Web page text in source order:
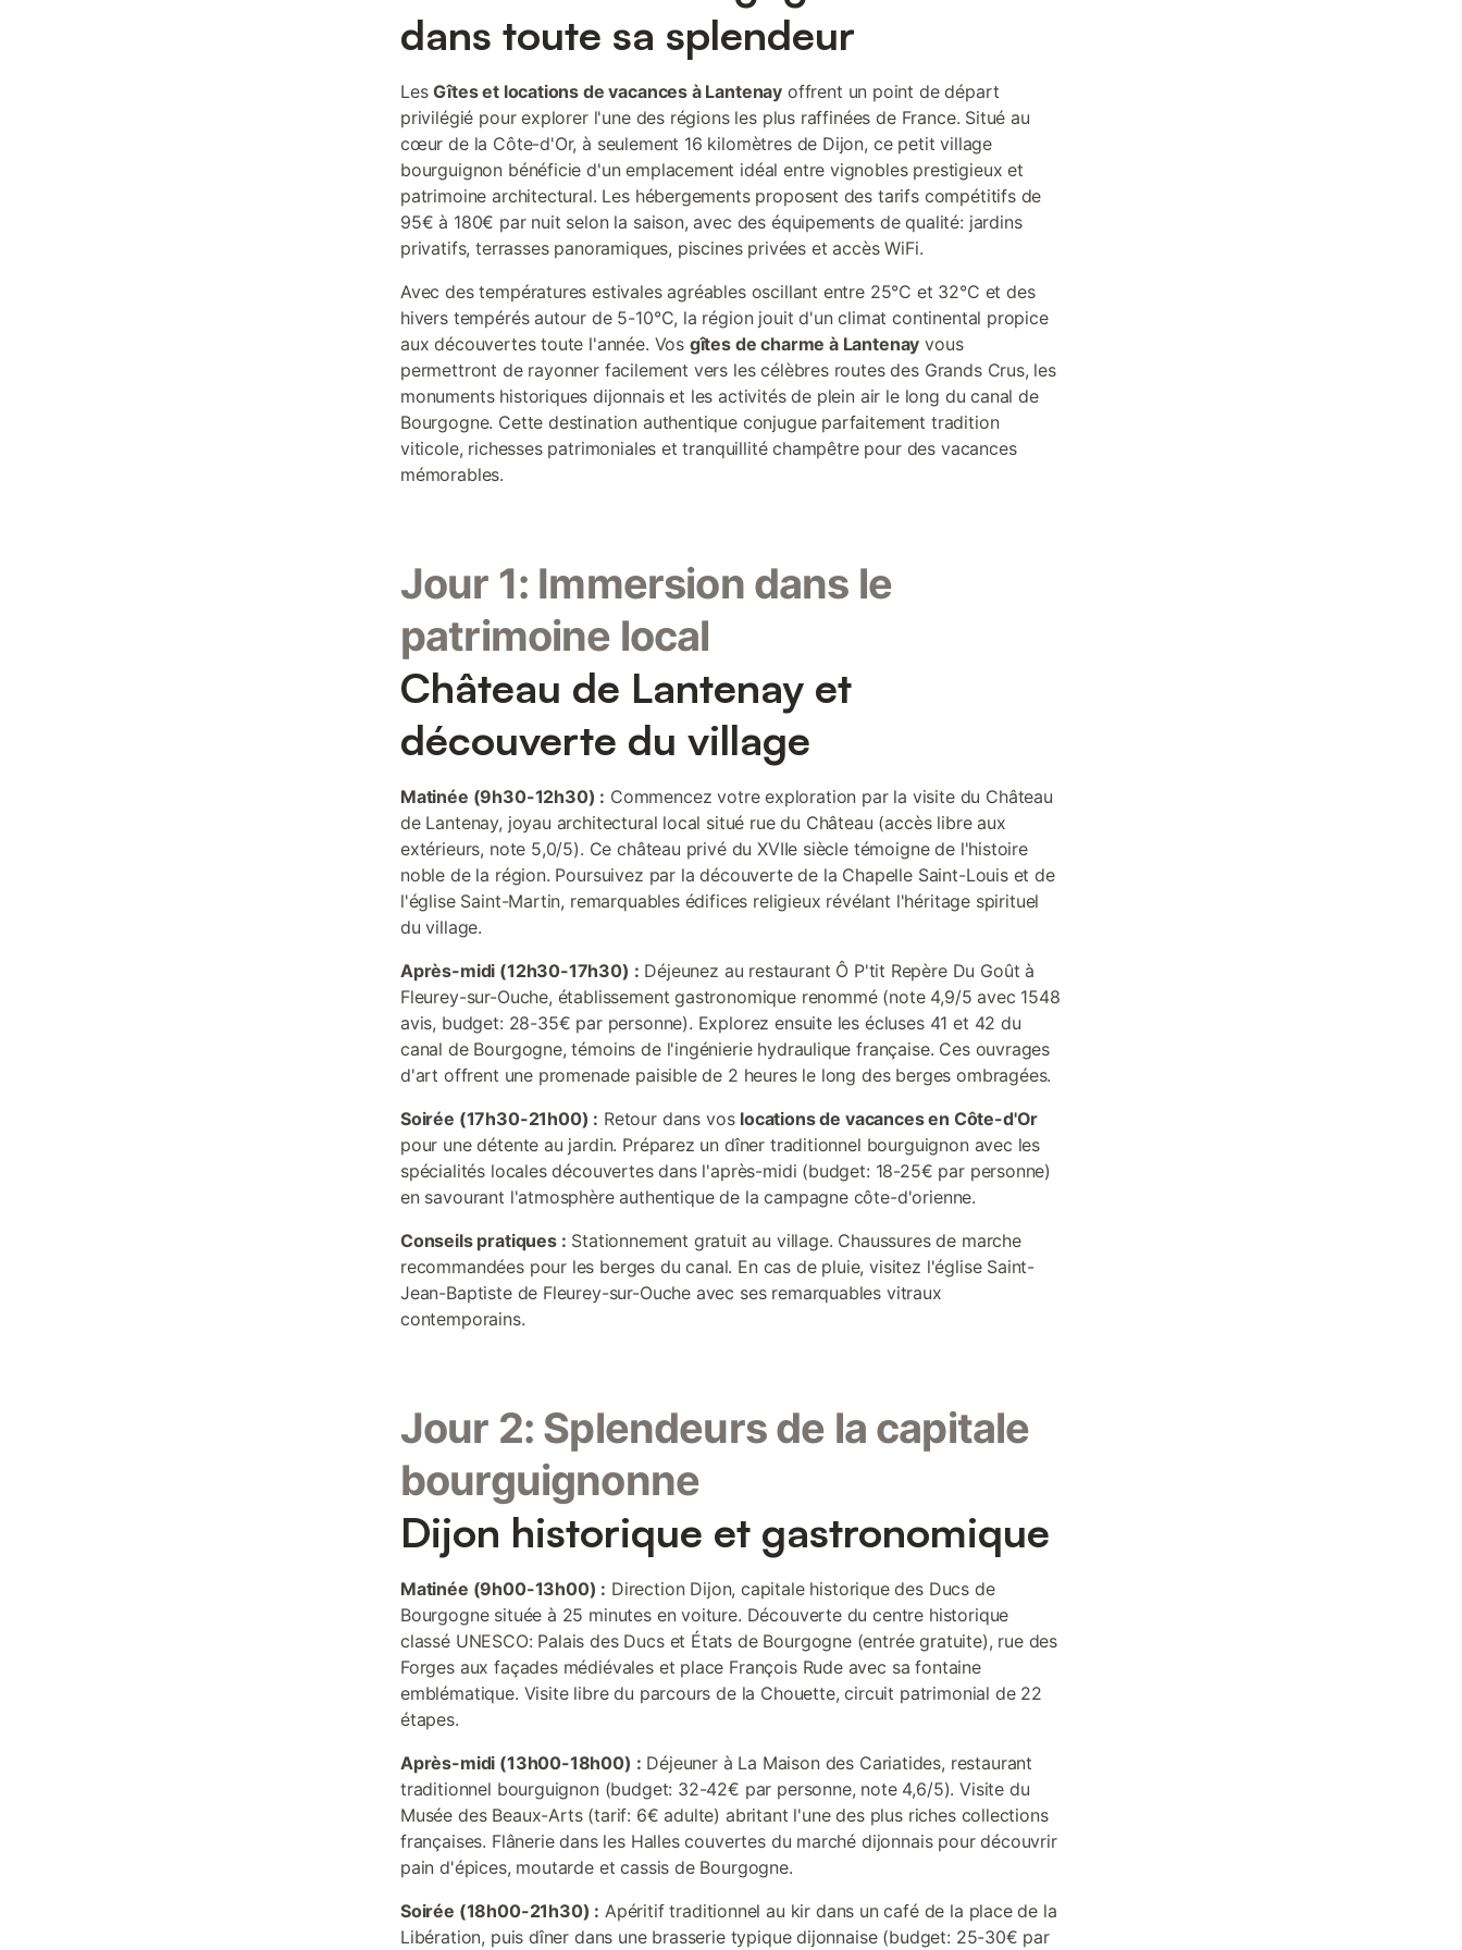
dans toute sa splendeur
LesGîtes et locations de vacances à Lantenay offrent un point de départ
privilégié pour explorer l'une des régions les plus raffinées de France. Situé au
cœur de la Côte-d'Or, à seulement 16 kilomètres de Dijon, ce petit village
bourguignon bénéficie d'un emplacement idéal entre vignobles prestigieux et
patrimoine architectural. Les hébergements proposent des tarifs compétitifs de
95€ à 180€ par nuit selon la saison, avec des équipements de qualité: jardins
privatifs, terrasses panoramiques, piscines privées et accès WiFi.
Avec des températures estivales agréables oscillant entre 25°C et 32°C et des
hivers tempérés autour de 5-10°C, la région jouit d'un climat continental propice
aux découvertes toute l'année. Vos gîtes de charme à Lantenay vous
permettront de rayonner facilement vers les célèbres routes des Grands Crus, les
monuments historiques dijonnais et les activités de plein air le long du canal de
Bourgogne. Cette destination authentique conjugue parfaitement tradition
viticole, richesses patrimoniales et tranquillité champêtre pour des vacances
mémorables.
Jour 1: Immersion dans le
patrimoine local
Château de Lantenay et
découverte du village
Matinée (9h30-12h30) : Commencez votre exploration par la visite du Château
de Lantenay, joyau architectural local situé rue du Château (accès libre aux
extérieurs, note 5,0/5). Ce château privé du XVIIe siècle témoigne de l'histoire
noble de la région. Poursuivez par la découverte de la Chapelle Saint-Louis et de
l'église Saint-Martin, remarquables édifices religieux révélant l'héritage spirituel
du village.
Après-midi (12h30-17h30) : Déjeunez au restaurant Ô P'tit Repère Du Goût à
Fleurey-sur-Ouche, établissement gastronomique renommé (note 4,9/5 avec 1548
avis, budget: 28-35€ par personne). Explorez ensuite les écluses 41 et 42 du
canal de Bourgogne, témoins de l'ingénierie hydraulique française. Ces ouvrages
d'art offrent une promenade paisible de 2 heures le long des berges ombragées.
Soirée (17h30-21h00) : Retour dans vos locations de vacances en Côte-d'Or
pour une détente au jardin. Préparez un dîner traditionnel bourguignon avec les
spécialités locales découvertes dans l'après-midi (budget: 18-25€ par personne)
en savourant l'atmosphère authentique de la campagne côte-d'orienne.
Conseils pratiques : Stationnement gratuit au village. Chaussures de marche
recommandées pour les berges du canal. En cas de pluie, visitez l'église Saint-
Jean-Baptiste de Fleurey-sur-Ouche avec ses remarquables vitraux
contemporains.
Jour 2: Splendeurs de la capitale
bourguignonne
Dijon historique et gastronomique
Matinée (9h00-13h00) : Direction Dijon, capitale historique des Ducs de
Bourgogne située à 25 minutes en voiture. Découverte du centre historique
classé UNESCO: Palais des Ducs et États de Bourgogne (entrée gratuite), rue des
Forges aux façades médiévales et place François Rude avec sa fontaine
emblématique. Visite libre du parcours de la Chouette, circuit patrimonial de 22
étapes.
Après-midi (13h00-18h00) : Déjeuner à La Maison des Cariatides, restaurant
traditionnel bourguignon (budget: 32-42€ par personne, note 4,6/5). Visite du
Musée des Beaux-Arts (tarif: 6€ adulte) abritant l'une des plus riches collections
françaises. Flânerie dans les Halles couvertes du marché dijonnais pour découvrir
pain d'épices, moutarde et cassis de Bourgogne.
Soirée (18h00-21h30) : Apéritif traditionnel au kir dans un café de la place de la
Libération, puis dîner dans une brasserie typique dijonnaise (budget: 25-30€ par